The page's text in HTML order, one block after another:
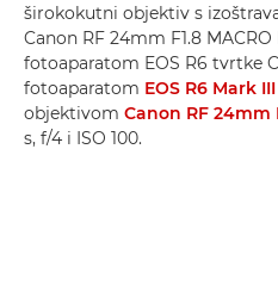
širokokutni objektiv s
Canon RF 24mm F1.8
fotoaparatom EOS R6 tvrtke
fotoaparatom EOS R6 Mark
objektivom Canon RF 24mm
s, f/4 i ISO 100.